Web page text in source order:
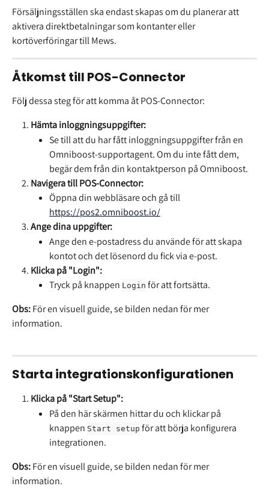
Försäljningsställen ska endast skapas om du planerar att
aktivera direktbetalningar som kontanter eller
kortöverföringar till Mews.
Åtkomst till POS-Connector
Följ dessa steg för att komma åt POS-Connector:
Hämta inloggningsuppgifter:
Se till att du har fått inloggningsuppgifter från en
Omniboost-supportagent. Om du inte fått dem,
begär dem från din kontaktperson på Omniboost.
Navigera till POS-Connector:
Öppna din webbläsare och gå till
https://pos2.omniboost.io/
Ange dina uppgifter:
Ange den e-postadress du använde för att skapa
kontot och det lösenord du fick via e-post.
Klicka på "Login":
Tryck på knappen Login för att fortsätta.
Obs: För en visuell guide, se bilden nedan för mer
information.
Starta integrationskonfigurationen
Klicka på "Start Setup":
På den här skärmen hittar du och klickar på
knappen Start setup för att börja konfigurera
integrationen.
Obs: För en visuell guide, se bilden nedan för mer
information.